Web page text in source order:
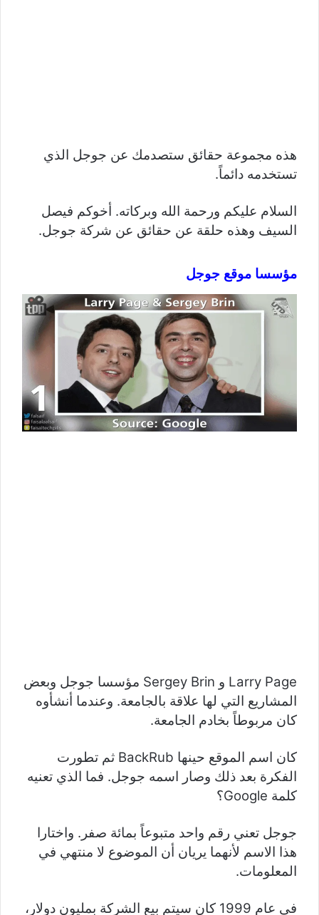
هذه مجموعة حقائق ستصدمك عن جوجل الذي
تستخدمه دائماً.
السلام عليكم ورحمة الله وبركاته. أخوكم فيصل
السيف وهذه حلقة عن حقائق عن شركة جوجل.
مؤسسا موقع جوجل
Larry Page و Sergey Brin مؤسسا جوجل وبعض
المشاريع التي لها علاقة بالجامعة. وعندما أنشأوه
كان مربوطاً بخادم الجامعة.
كان اسم الموقع حينها BackRub ثم تطورت
الفكرة بعد ذلك وصار اسمه جوجل. فما الذي تعنيه
كلمة Google؟
جوجل تعني رقم واحد متبوعاً بمائة صفر. واختارا
هذا الاسم لأنهما يريان أن الموضوع لا منتهي في
المعلومات.
في عام 1999 كان سيتم بيع الشركة بمليون دولار،